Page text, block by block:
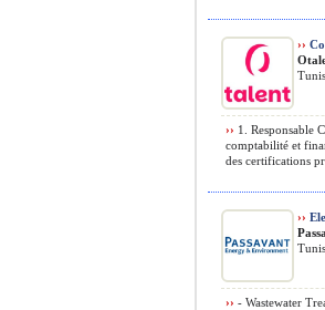
››
›› 1. Responsable
comptabilité et
des certifications
››
›› - Wastewater